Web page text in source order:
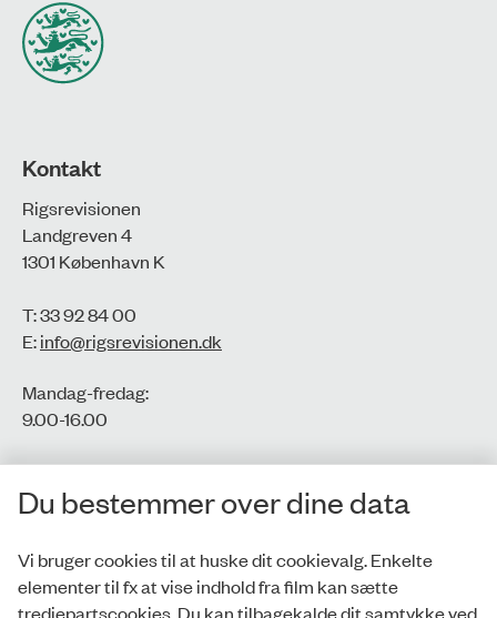
Kontakt
Rigsrevisionen
Landgreven 4
1301 København K
T: 33 92 84 00
E:info@rigsrevisionen.dk
Mandag-fredag:
9.00-16.00​
CVR-nr.: 77806113
EAN-nr.: 5798000016002
Privatlivspolitik
Du bestemmer over dine data
Vi bruger cookies til at huske dit cookievalg. Enkelte
elementer til fx at vise indhold fra film kan sætte
tredjepartscookies. Du kan tilbagekalde dit samtykke ved